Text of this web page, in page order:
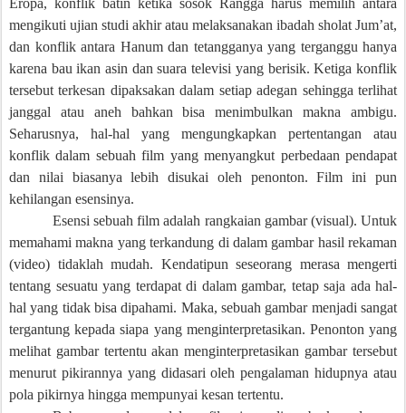
Eropa, konflik batin ketika sosok Rangga harus memilih antara
mengikuti ujian studi akhir atau melaksanakan ibadah sholat Jum’at,
dan konflik antara Hanum dan tetangganya yang terganggu hanya
karena bau ikan asin dan suara televisi yang berisik. Ketiga konflik
tersebut terkesan dipaksakan dalam setiap adegan sehingga terlihat
janggal atau aneh bahkan bisa menimbulkan makna ambigu.
Seharusnya, hal-hal yang mengungkapkan pertentangan atau
konflik dalam sebuah film yang menyangkut perbedaan pendapat
dan nilai biasanya lebih disukai oleh penonton. Film ini pun
kehilangan esensinya.
Esensi sebuah film adalah rangkaian gambar (visual). Untuk
memahami makna yang terkandung di dalam gambar hasil rekaman
(video) tidaklah mudah. Kendatipun seseorang merasa mengerti
tentang sesuatu yang terdapat di dalam gambar, tetap saja ada hal-
hal yang tidak bisa dipahami. Maka, sebuah gambar menjadi sangat
tergantung kepada siapa yang menginterpretasikan. Penonton yang
melihat gambar tertentu akan menginterpretasikan gambar tersebut
menurut pikirannya yang didasari oleh pengalaman hidupnya atau
pola pikirnya hingga mempunyai kesan tertentu.